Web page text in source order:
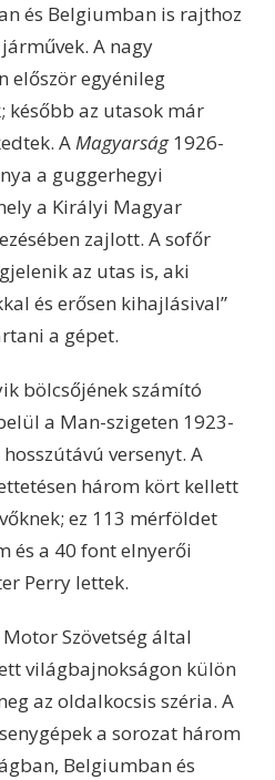
és Belgiumban is rajthoz
A nagy
először egyénileg
később az utasok már
AMagyarság1926-
a guggerhegyi
a Királyi Magyar
zajlott. A sofőr
az utas is, aki
és erősen kihajlásival”
a gépet.
bölcsőjének számító
a Man-szigeten 1923-
versenyt. A
három kört kellett
ez 113 mérföldet
és a 40 font elnyerői
Perry lettek.
Szövetség által
világbajnokságon külön
az oldalkocsis széria. A
a sorozat három
Belgiumban és